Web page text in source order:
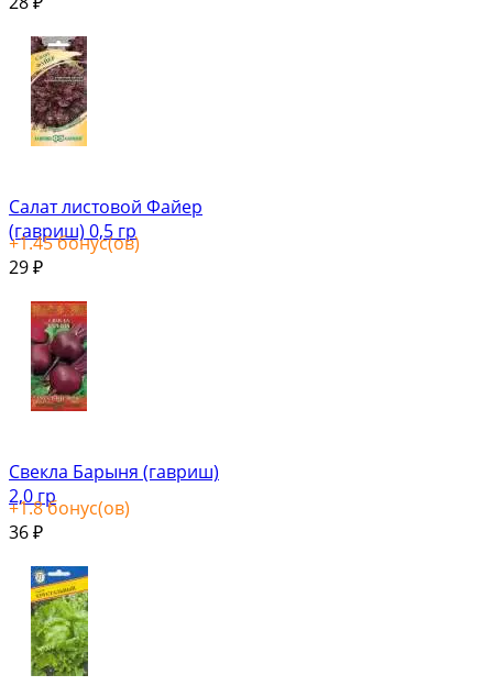
Салат листовой Файер
(гавриш) 0,5 гр
+1.45бонус(ов)
29 ₽
Свекла Барыня (гавриш)
2,0 гр
+1.8бонус(ов)
36 ₽